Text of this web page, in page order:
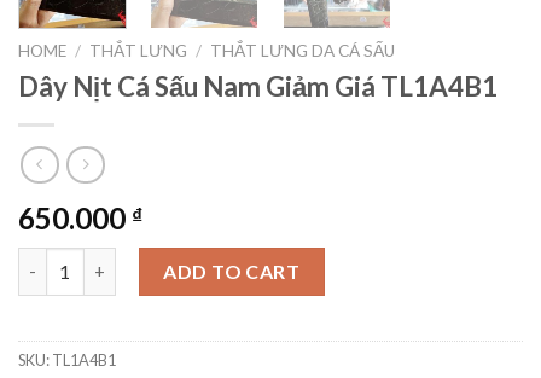
HOME / THẮT LƯNG / THẮT LƯNG DA CÁ SẤU
Dây Nịt Cá Sấu Nam Giảm Giá TL1A4B1
650.000 ₫
ADD TO CART
SKU:TL1A4B1